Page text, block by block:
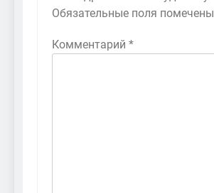
Обязательные поля помечены
Комментарий *